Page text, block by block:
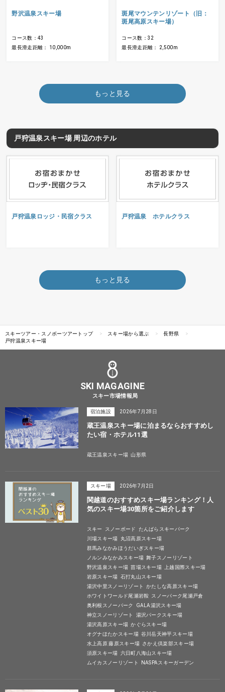
野沢温泉スキー場
コース数：43
最長滑走距離： 10,000m
斑尾マウンテンリゾート（旧：
斑尾高原スキー場）
コース数：32
最長滑走距離： 2,500m
もっと見る
戸狩温泉スキー場 周辺のホテル
戸狩温泉ロッジ・民宿クラス 戸狩温泉 ホテルクラス
もっと見る
スキーツアー・スノボーツアートップ スキー場から選ぶ
長野県
戸狩温泉スキー場
SKI MAGAGINE
スキー市場情報局
宿泊施設 2026年7月28日
蔵王温泉スキー場に泊まるならおすすめし
たい宿・ホテル11選
蔵王温泉スキー場 山形県
スキー場 2026年7月2日
関越道のおすすめスキー場ランキング！人
気のスキー場30箇所をご紹介します
スキー スノーボード
たんばらスキーパーク
川場スキー場
丸沼高原スキー場
群馬みなかみほうだいぎスキー場
ノルンみなかみスキー場 舞子スノーリゾート
野沢温泉スキー場 苗場スキー場 上越国際スキー場
岩原スキー場 石打丸山スキー場
湯沢中里スノーリゾート
かたしな高原スキー場
ホワイトワールド尾瀬岩鞍 スノーパーク尾瀬戸倉
奥利根スノーパーク
GALA湯沢スキー場
神立スノーリゾート
湯沢パークスキー場
湯沢高原スキー場 かぐらスキー場
オグナほたかスキー場 谷川岳天神平スキー場
水上高原 藤原スキー場 さかえ倶楽部スキー場
須原スキー場 六日町八海山スキー場
ムイカスノーリゾート
NASPAスキーガーデン